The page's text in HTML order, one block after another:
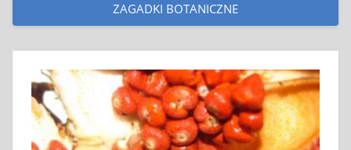
ZAGADKI BOTANICZNE